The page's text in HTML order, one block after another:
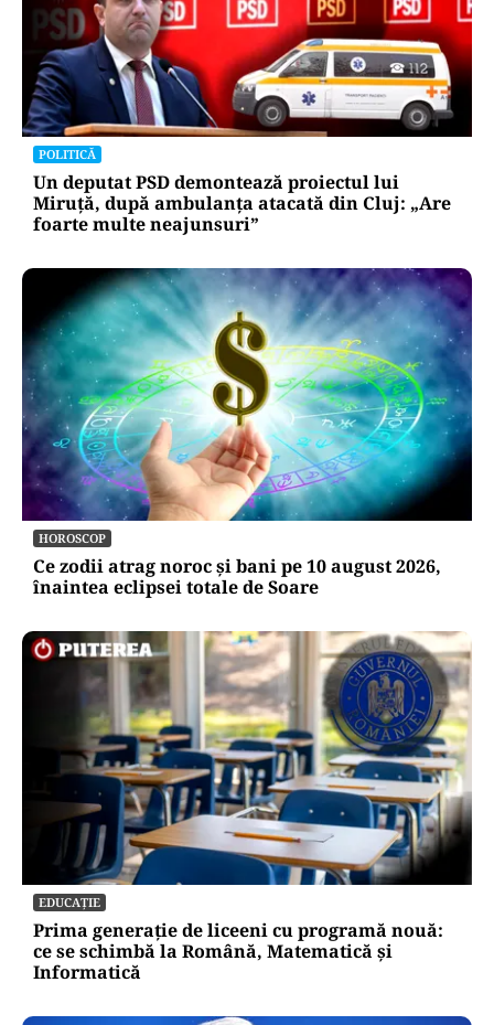
Atacurile cibernetice expun
vulnerabilitățile statului român: ANP
repetă scenariul e‑Terra. Ce ascund
comunicările oficiale și cine răspunde
pentru mentenanța IT a instituțiilor
publice
Alte Articole Importante
POLITICĂ
Un deputat PSD demontează proiectul lui
Miruță, după ambulanța atacată din Cluj: „Are
foarte multe neajunsuri”
HOROSCOP
Ce zodii atrag noroc și bani pe 10 august 2026,
înaintea eclipsei totale de Soare